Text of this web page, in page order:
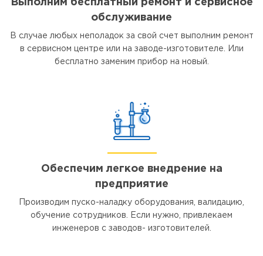
Выполним бесплатный ремонт и сервисное
обслуживание
В случае любых неполадок за свой счет выполним ремонт
в сервисном центре или на заводе-изготовителе. Или
бесплатно заменим прибор на новый.
Обеспечим легкое внедрение на
предприятие
Производим пуско-наладку оборудования, валидацию,
обучение сотрудников. Если нужно, привлекаем
инженеров с заводов- изготовителей.